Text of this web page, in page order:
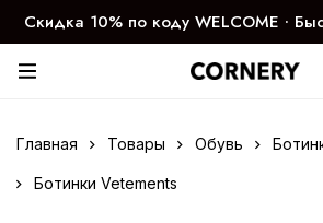
Скидка 10% по коду WELCOME ∙
дня
Главная Товары Обувь
Ботинки Vetements